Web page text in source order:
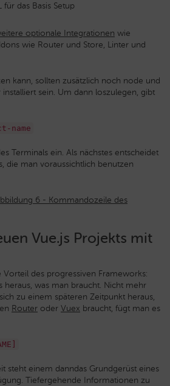
für das Basis Setup
optionale Integrationen wie
wie Router und Store, Linter und
kann, sollten zusätzlich noch node und
sein. Um dann loszulegen, gibt
name
Terminals ein. Als nächstes entscheidet
die man voraussichtlich benutzen
Vue.js Projekts mit
des progressiven Frameworks:
heraus, was man braucht. Nicht mehr
zu einem späteren Zeitpunkt heraus,
Router oder Vuex braucht, fügt man es
steht einem danndas Grundgerüst eines
Tiefergehende Informationen zu